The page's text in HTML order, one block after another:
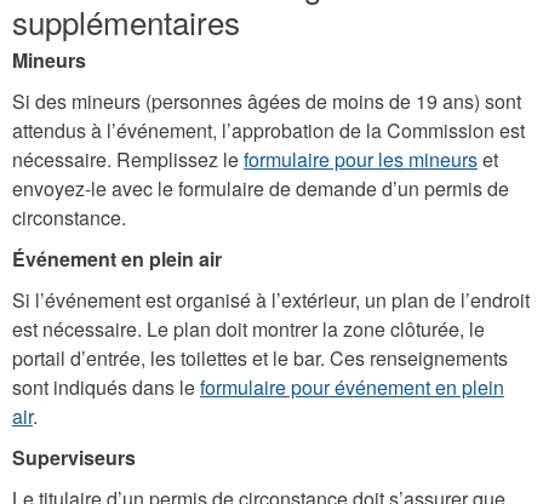
supplémentaires
Mineurs
Si des mineurs (personnes âgées de moins de 19 ans) sont
attendus à l’événement, l’approbation de la Commission est
nécessaire. Remplissez leformulaire pour les mineurset
envoyez-le avec le formulaire de demande d’un permis de
circonstance.
Événement en plein air
Si l’événement est organisé à l’extérieur, un plan de l’endroit
est nécessaire. Le plan doit montrer la zone clôturée, le
portail d’entrée, les toilettes et le bar. Ces renseignements
sont indiqués dans leformulaire pour événement en plein
air.
Superviseurs